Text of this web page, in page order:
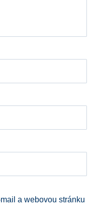
a webovou stránku